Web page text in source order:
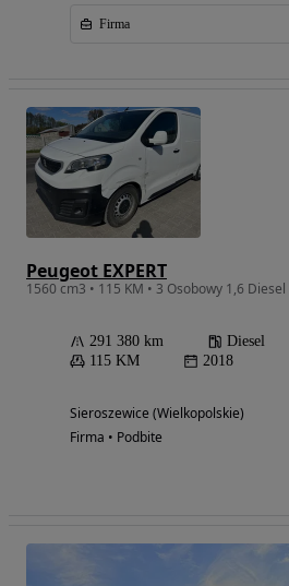
Firma
Peugeot EXPERT
1560 cm3 • 115 KM • 3 Osobowy 1,6
291 380 km Diesel
115 KM
2018
Sieroszewice (Wielkopolskie)
Firma • Podbite